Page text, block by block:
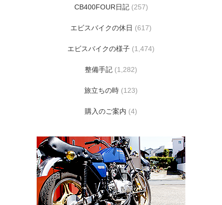
CB400FOUR日記(257)
エビスバイクの休日 (617)
エビスバイクの様子 (1,474)
整備手記 (1,282)
旅立ちの時 (123)
購入のご案内 (4)